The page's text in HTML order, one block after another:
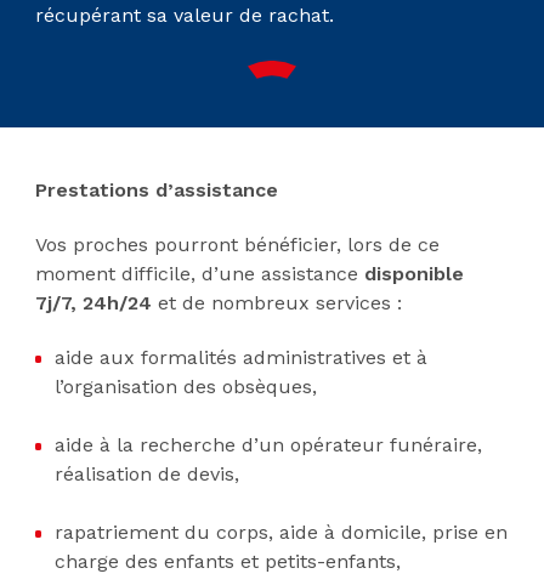
récupérant sa valeur de rachat.
Prestations d’assistance
Vos proches pourront bénéficier, lors de ce
moment difficile, d’une assistance disponible
7j/7, 24h/24 et de nombreux services :
aide aux formalités administratives et à
l’organisation des obsèques,
aide à la recherche d’un opérateur funéraire,
réalisation de devis,
rapatriement du corps, aide à domicile, prise en
charge des enfants et petits-enfants,